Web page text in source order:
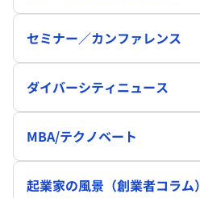
セミナー／カンファレンス
ダイバーシティニュース
MBA/テクノベート
起業家の風景（創業者コラム）